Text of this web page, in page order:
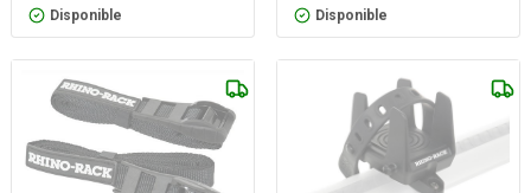
Disponible Disponible